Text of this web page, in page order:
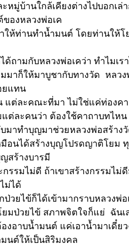
หมู่บ้านใกล้เคียงต่างไปบอกเ
ของหลวงพ่อเค
ห้ท่านทำน้ำมนต์ โดยท่านให้โ
ถามกับหลวงพ่อเคว่า ทำไมเร
มมาก็ให้มาบูชากับทางวัด  หลว
ยแทน
แต่ละคณะที่มา ไม่ใช่แค่ท่องคา
ต่ละคนว่า ต้องใช้คาถาบทไห
มาทำบุญมาช่วยหลวงพ่อสร้าง
อนได้สร้างบุญโปรดญาติโยม ทุ
สร้างบารมี
รมไม่ดี ถ้าเขาสร้างกรรมไม่
ม่ได้
วยไข้ก็ได้เข้ามากราบหลวงพ่
มป่วยไข้ สภาพจิตใจก็แย่  ฉัน
งอาบน้ำมนต์ แค่เอาน้ำมาเดี๋ย
นต์ให้เป็นสิริมงคล